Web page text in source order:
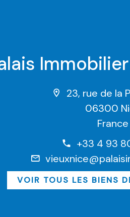
23, rue de la
06300
France
+33 4 93
VOIR TOUS LES BIENS